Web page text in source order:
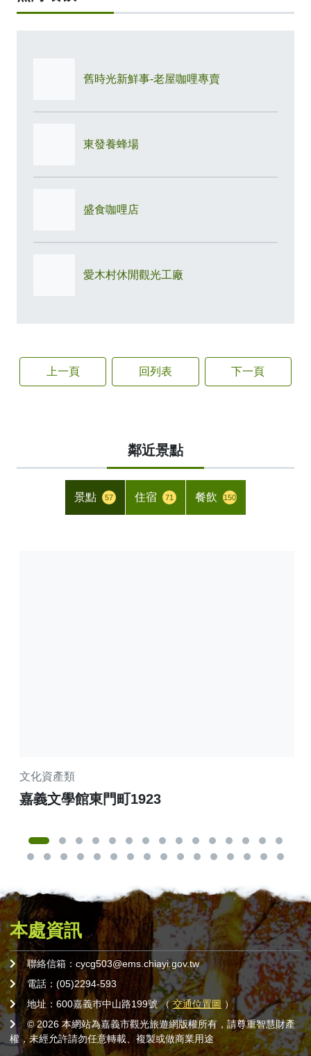
舊時光新鮮事-老屋咖哩專賣
東發養蜂場
盛食咖哩店
愛木村休閒觀光工廠
上一頁 回列表 下一頁
鄰近景點
景點 57
文化資產類
嘉義文學館東門町1923
住宿 71 餐飲 150
本處資訊
聯絡信箱：cycg503@ems.chiayi.gov.tw
電話：(05)2294-593
地址：600嘉義巿中山路199號 （交通位置圖 ）
© 2026 本網站為嘉義市觀光旅遊網版權所有，請尊重智慧財產
權，未經允許請勿任意轉載、複製或做商業用途